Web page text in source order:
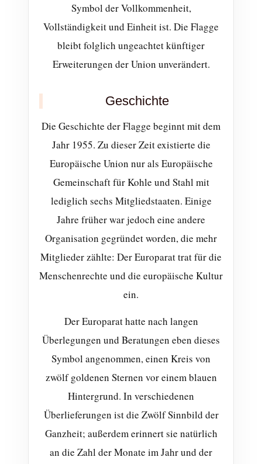
Symbol der Vollkommenheit,
Vollständigkeit und Einheit ist. Die Flagge
bleibt folglich ungeachtet künftiger
Erweiterungen der Union unverändert.
Geschichte
Die Geschichte der Flagge beginnt mit dem
Jahr 1955. Zu dieser Zeit existierte die
Europäische Union nur als Europäische
Gemeinschaft für Kohle und Stahl mit
lediglich sechs Mitgliedstaaten. Einige
Jahre früher war jedoch eine andere
Organisation gegründet worden, die mehr
Mitglieder zählte: Der Europarat trat für die
Menschenrechte und die europäische Kultur
ein.
Der Europarat hatte nach langen
Überlegungen und Beratungen eben dieses
Symbol angenommen, einen Kreis von
zwölf goldenen Sternen vor einem blauen
Hintergrund. In verschiedenen
Überlieferungen ist die Zwölf Sinnbild der
Ganzheit; außerdem erinnert sie natürlich
an die Zahl der Monate im Jahr und der